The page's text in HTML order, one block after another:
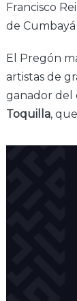
Francisco
de
El Pregón
artistas de
ganador del
Toquilla,